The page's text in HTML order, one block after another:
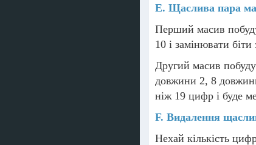
E. Щаслива пара
Перший масив
10 і замінювати
Другий масив
довжини 2, 8
ніж 19 цифр і буде
F. Видалення
Нехай кількість